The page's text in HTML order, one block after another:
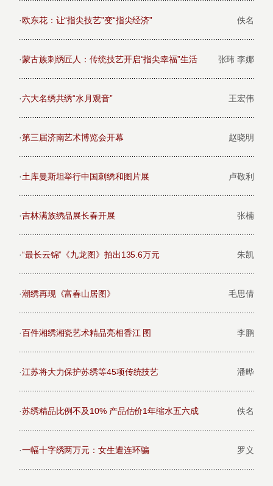
·欧东花：让“指尖技艺”变“指尖经济” 佚名
·蒙古族刺绣匠人：传统技艺开启“指尖幸福”生活 张玮 李娜
·六大名绣共绣“水月观音” 王宏伟
·第三届济南艺术博览会开幕 赵晓明
·土库曼斯坦举行中国刺绣和图片展 卢敬利
·吉林满族绣品展长春开展 张楠
·“最长云锦”《九龙图》拍出135.6万元 朱凯
·潮绣再现《富春山居图》 毛思倩
·百件湘绣湘瓷艺术精品亮相香江 图 李鹏
·江苏将大力保护苏绣等45项传统技艺 潘晔
·苏绣精品比例不及10% 产品估价1年缩水五六成 佚名
·一幅十字绣两万元：女生遭连环骗 罗义